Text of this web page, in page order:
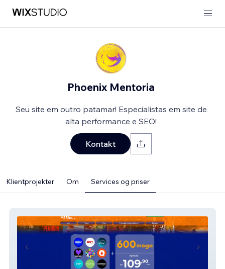
Phoenix Mentoria
Seu site em outro patamar! Especialistas em site de
alta performance e SEO!
Kontakt
Klientprojekter Om Services og priser